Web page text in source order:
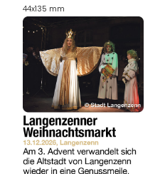
44x135 mm